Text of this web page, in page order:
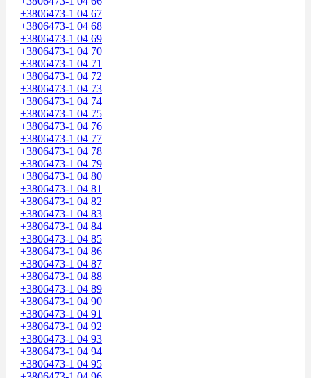
+3806473-1 04 67
+3806473-1 04 68
+3806473-1 04 69
+3806473-1 04 70
+3806473-1 04 71
+3806473-1 04 72
+3806473-1 04 73
+3806473-1 04 74
+3806473-1 04 75
+3806473-1 04 76
+3806473-1 04 77
+3806473-1 04 78
+3806473-1 04 79
+3806473-1 04 80
+3806473-1 04 81
+3806473-1 04 82
+3806473-1 04 83
+3806473-1 04 84
+3806473-1 04 85
+3806473-1 04 86
+3806473-1 04 87
+3806473-1 04 88
+3806473-1 04 89
+3806473-1 04 90
+3806473-1 04 91
+3806473-1 04 92
+3806473-1 04 93
+3806473-1 04 94
+3806473-1 04 95